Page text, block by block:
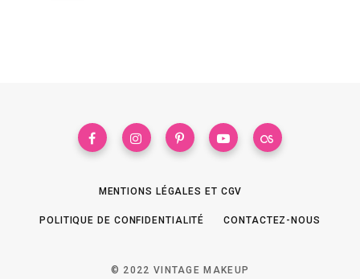
MENTIONS LÉGALES ET CGV
POLITIQUE DE CONFIDENTIALITÉ CONTACTEZ-NOUS
© 2022 VINTAGE MAKEUP